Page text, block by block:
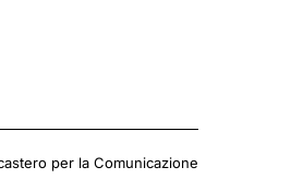
per la Comunicazione